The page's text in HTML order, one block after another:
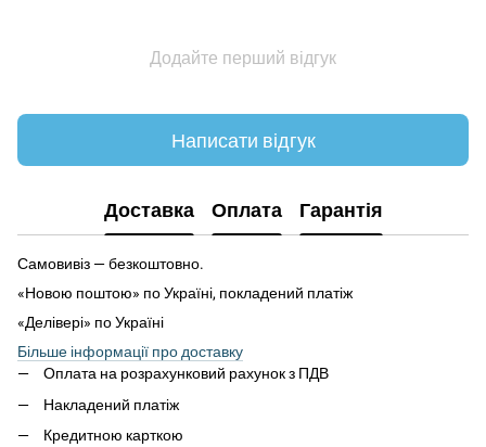
Додайте перший відгук
Написати відгук
Доставка Оплата Гарантія
Самовивіз — безкоштовно.
«Новою поштою» по Україні, покладений платіж
«Делівері» по Україні
Більше інформації про доставку
Оплата на розрахунковий рахунок з ПДВ
Накладений платіж
Кредитною карткою